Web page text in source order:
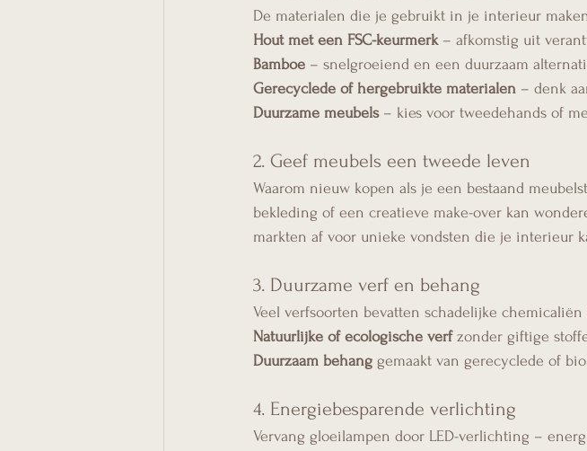
De materialen die je gebruikt in je interieur
Hout met een FSC-keurmerk – afkomstig uit
Bamboe – snelgroeiend en een duurzaam
Gerecyclede of hergebruikte materialen – denk
Duurzame meubels – kies voor tweedehands of
2. Geef meubels een tweede leven
Waarom nieuw kopen als je een bestaand
bekleding of een creatieve make-over kan
markten af voor unieke vondsten die je interieur
3. Duurzame verf en behang
Veel verfsoorten bevatten schadelijke chemicaliën
Natuurlijke of ecologische verf zonder giftige
Duurzaam behang gemaakt van gerecyclede of
4. Energiebesparende verlichting
Vervang gloeilampen door LED-verlichting –